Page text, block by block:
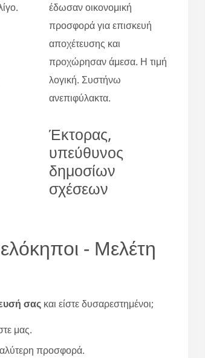
έδωσαν οικονομική
προσφορά για επισκευή
αποχέτευσης και
προχώρησαν άμεσα. Η τιμή
λογική. Συστήνω
ανεπιφύλακτα.
Έκτορας,
υπεύθυνος
δημοσίων
σχέσεων
- Μελέτη
σας και είστε δυσαρεστημένοι;
μας.
προσφορά.